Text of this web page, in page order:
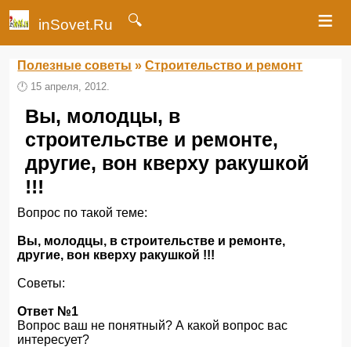
inSovet.Ru 🔍 ≡
Полезные советы »Строительство и ремонт
🕛 15 апреля, 2012.
Вы, молодцы, в
строительстве и ремонте,
другие, вон кверху ракушкой
!!!
Вопрос по такой теме:
Вы, молодцы, в строительстве и ремонте,
другие, вон кверху ракушкой !!!
Советы:
Ответ №1
Вопрос ваш не понятный? А какой вопрос вас
интересует?